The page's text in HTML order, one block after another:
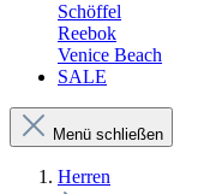
Schöffel
Reebok
Venice Beach
SALE
Menü schließen
Herren